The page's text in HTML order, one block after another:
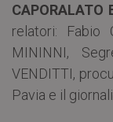
CAPORALATO
relatori: Fabio
MININNI,
VENDITTI,
Pavia e il